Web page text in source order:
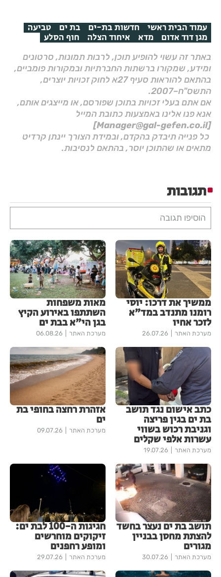
עמוד הבית ראשי חדשות בת-ים בת ים טביעה
מגן דוד אדום מדא איחוד הצלה חוף הסלע
באתר זה עשוי להופיע תוכן, לרבות תמונות, סרטונים
ומידע, שמקורו ברשתות החברתיות ובמקורות פומביים,
בהתאם להוראות סעיף 27א לחוק זכויות יוצרים,
התשס"ח–2007.
אם אתם בעלי זכויות בתוכן שפורסם, או מייצגים אותם,
אנא פנו אלינו באמצעות כתובת המייל
[Manager@gal-gefen.co.il]
כל פנייה תיבדק בהקדם, ובמידת הצורך יינתן קרדיט
מתאים או שהתוכן יוסר, בהתאם לנסיבות.
תגובות
הוסיפו תגובה
ממשיך את דרכו: יוסי
רומנו מתנדב במד"א
לזכר אחיו
מערכת האתר 26.07.26
מאות משפחות
השתתפו באירוע הקיץ
בגן הי"א בבת ים
מערכת האתר 06.08.26
כתב אישום נגד תושב
בת ים בגין פריצה
וגניבת רכוש בשווי
עשרות אלפי שקלים
מערכת האתר 19.07.26
אזהרת רחצה בחופי בת
ים
מערכת האתר 09.07.26
תושב בת ים נעצר בחשד
להצתת מחסן בבניין
מגורים
מערכת האתר 30.07.26
חגיגות ה-100 לבת ים:
זיקוקים מוחרשים
ומופע רחפנים
מערכת האתר 29.07.26